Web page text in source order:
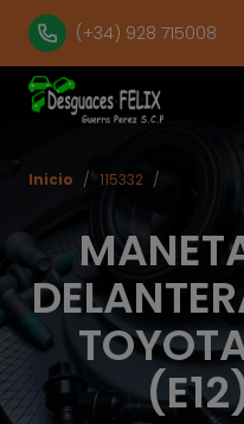
(+34) 928 715008
Inicio / 115332 /